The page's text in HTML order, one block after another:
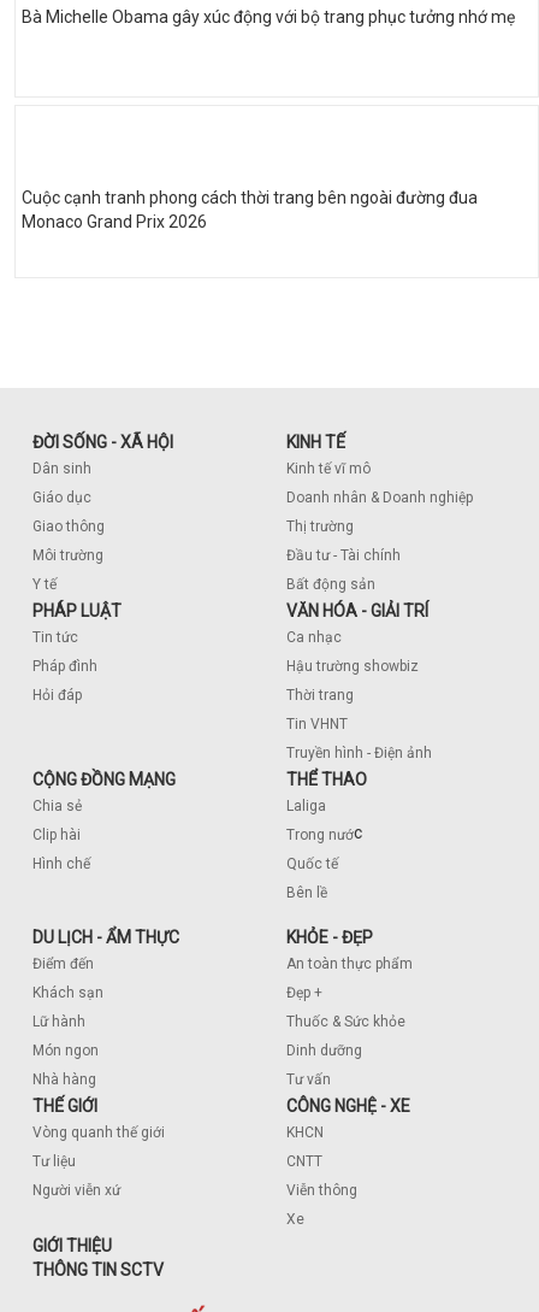
Bà Michelle Obama gây xúc động với bộ trang phục tưởng nhớ mẹ
Cuộc cạnh tranh phong cách thời trang bên ngoài đường đua
Monaco Grand Prix 2026
ĐỜI SỐNG - XÃ HỘI
Dân sinh
Giáo dục
Giao thông
Môi trường
Y tế
KINH TẾ
Kinh tế vĩ mô
Doanh nhân & Doanh nghiệp
Thị trường
Đầu tư - Tài chính
Bất động sản
PHÁP LUẬT
Tin tức
Pháp đình
Hỏi đáp
VĂN HÓA - GIẢI TRÍ
Ca nhạc
Hậu trường showbiz
Thời trang
Tin VHNT
Truyền hình - Điện ảnh
CỘNG ĐỒNG MẠNG
Chia sẻ
Clip hài
Hình chế
THỂ THAO
Laliga
Trong nước
Quốc tế
Bên lề
DU LỊCH - ẨM THỰC
Điểm đến
Khách sạn
Lữ hành
Món ngon
Nhà hàng
KHỎE - ĐẸP
An toàn thực phẩm
Đẹp +
Thuốc & Sức khỏe
Dinh dưỡng
Tư vấn
THẾ GIỚI
Vòng quanh thế giới
Tư liệu
Người viễn xứ
CÔNG NGHỆ - XE
KHCN
CNTT
Viễn thông
Xe
GIỚI THIỆU
THÔNG TIN SCTV